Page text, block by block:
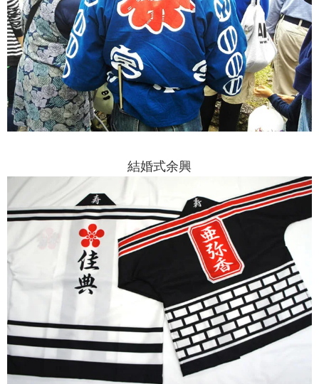
結婚式余興